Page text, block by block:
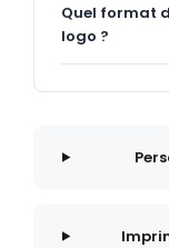
Quel format
logo ?